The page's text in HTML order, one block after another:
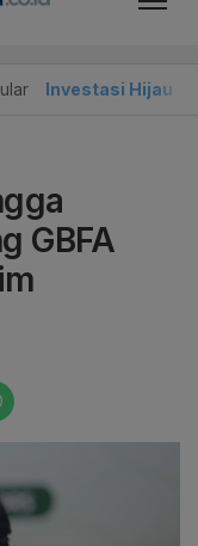
Investasi Hijau
GBFA